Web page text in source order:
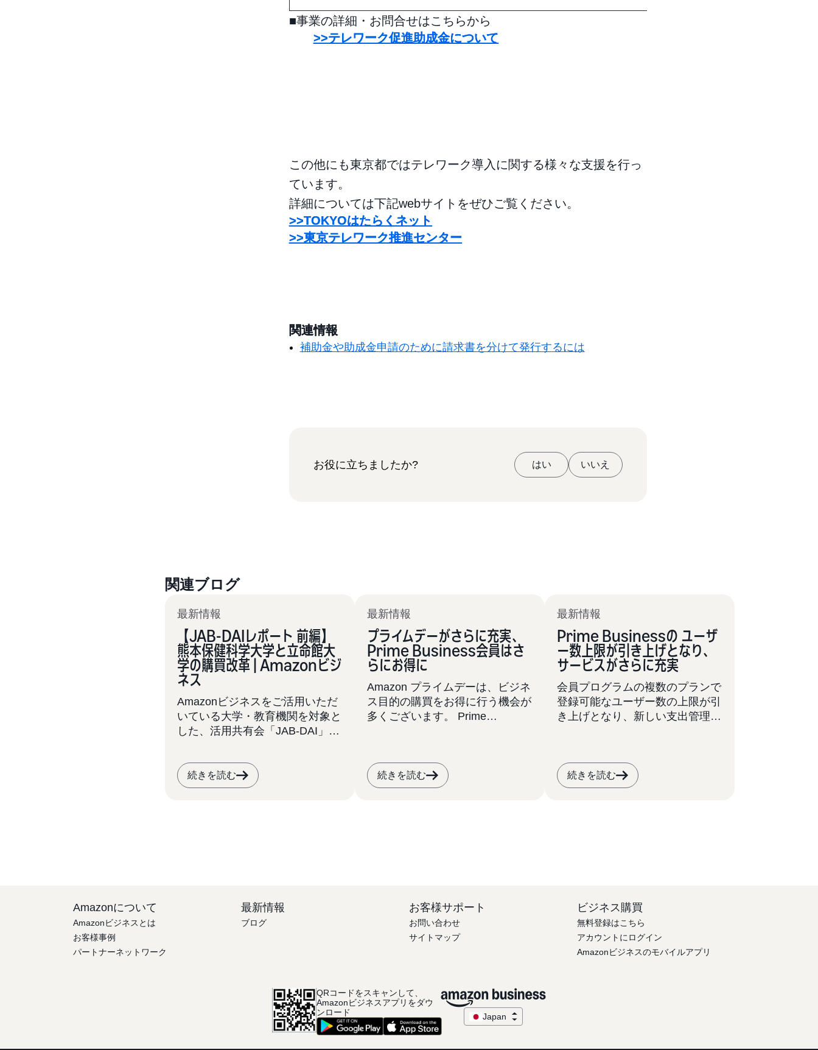
■事業の詳細・お問合せはこちらから
>>テレワーク促進助成金について
この他にも東京都ではテレワーク導入に関する様々な支援を行っ
ています。
詳細については下記webサイトをぜひご覧ください。
>>TOKYOはたらくネット
>>東京テレワーク推進センター
関連情報
補助金や助成金申請のために請求書を分けて発行するには
お役に立ちましたか? はい いいえ
関連ブログ
最新情報
【JAB-DAIレポート 前編】
熊本保健科学大学と立命館大
学の購買改革 | Amazonビジ
ネス
Amazonビジネスをご活用いただ
いている大学・教育機関を対象と
した、活用共有会「JAB-DAI」
（金）に開催されました。本稿で
は、レポートの前編として2大学
の事例を取り上げます。 JAB-
続きを読む
最新情報
プライムデーがさらに充実、
Prime Business会員はさ
らにお得に
Amazon プライムデーは、ビジネ
ス目的の購買をお得に行う機会が
多くございます。 Prime
グをご覧ください。
続きを読む
最新情報
Prime Businessの ユーザ
ー数上限が引き上げとなり、
サービスがさらに充実
会員プログラムの複数のプランで
登録可能なユーザー数の上限が引
き上げとなり、新しい支出管理が
続きを読む
Amazonについて
Amazonビジネスとは
お客様事例
パートナーネットワーク
最新情報
ブログ
お客様サポート
お問い合わせ
サイトマップ
ビジネス購買
無料登録はこちら
アカウントにログイン
Amazonビジネスのモバイルアプリ
QRコードをスキャンして、
Amazonビジネスアプリをダウ
ンロード
Japan